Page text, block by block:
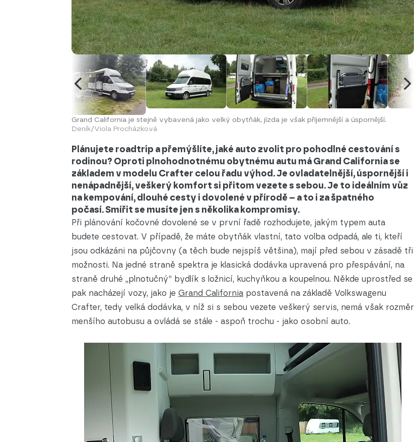
Grand California je stejně vybavená jako velký obytňák, jízda je však příjemnější a úspornější.
Deník/Viola Procházková
Plánujete roadtrip a přemýšlíte, jaké auto zvolit pro pohodlné cestování s
rodinou? Oproti plnohodnotnému obytnému autu má Grand California se
základem v modelu Crafter celou řadu výhod. Je ovladatelnější, úspornější i
nenápadnější, veškerý komfort si přitom vezete s sebou. Je to ideálním vůz
na kempování, dlouhé cesty i dovolené v přírodě – a to i za špatného
počasí. Smířit se musíte jen s několika kompromisy.
Při plánování kočovné dovolené se v první řadě rozhodujete, jakým typem auta
budete cestovat. V případě, že máte obytňák vlastní, tato volba odpadá, ale ti, kteří
jsou odkázáni na půjčovny (a těch bude nejspíš většina), mají před sebou v zásadě tři
možnosti. Na jedné straně spektra je klasická dodávka upravená pro přespávání, na
straně druhé „plnotučný” bydlík s ložnicí, kuchyňkou a koupelnou. Někde uprostřed se
pak nacházejí vozy, jako je Grand California postavená na základě Volkswagenu
Crafter, tedy velká dodávka, v níž si s sebou vezete veškerý servis, nemá však rozměr
menšího autobusu a ovládá se stále - aspoň trochu - jako osobní auto.